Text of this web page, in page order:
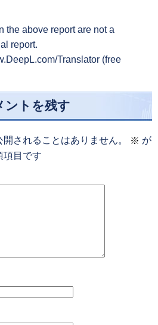
the above report are not a
report.
Translator (free
ントを残す
されることはありません。 ※ が
項目です